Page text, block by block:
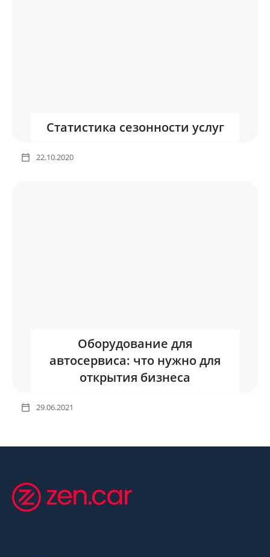
Статистика сезонности услуг
22.10.2020
Оборудование для
автосервиса: что нужно для
открытия бизнеса
29.06.2021